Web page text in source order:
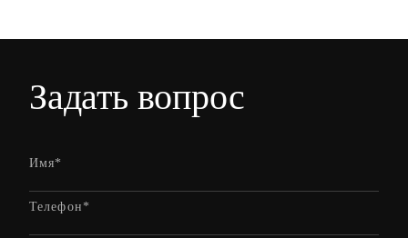
Задать вопрос